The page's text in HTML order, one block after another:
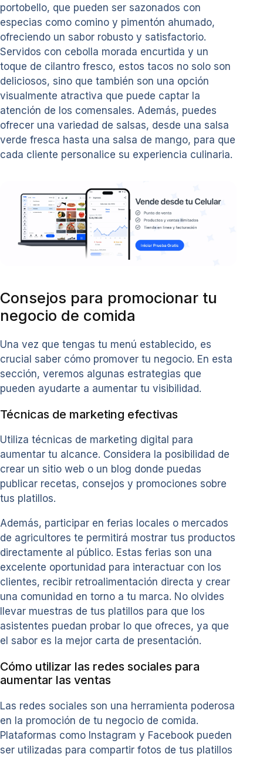
portobello, que pueden ser sazonados con
especias como comino y pimentón ahumado,
ofreciendo un sabor robusto y satisfactorio.
Servidos con cebolla morada encurtida y un
toque de cilantro fresco, estos tacos no solo son
deliciosos, sino que también son una opción
visualmente atractiva que puede captar la
atención de los comensales. Además, puedes
ofrecer una variedad de salsas, desde una salsa
verde fresca hasta una salsa de mango, para que
cada cliente personalice su experiencia culinaria.
Consejos para promocionar tu
negocio de comida
Una vez que tengas tu menú establecido, es
crucial saber cómo promover tu negocio. En esta
sección, veremos algunas estrategias que
pueden ayudarte a aumentar tu visibilidad.
Técnicas de marketing efectivas
Utiliza técnicas de marketing digital para
aumentar tu alcance. Considera la posibilidad de
crear un sitio web o un blog donde puedas
publicar recetas, consejos y promociones sobre
tus platillos.
Además, participar en ferias locales o mercados
de agricultores te permitirá mostrar tus productos
directamente al público. Estas ferias son una
excelente oportunidad para interactuar con los
clientes, recibir retroalimentación directa y crear
una comunidad en torno a tu marca. No olvides
llevar muestras de tus platillos para que los
asistentes puedan probar lo que ofreces, ya que
el sabor es la mejor carta de presentación.
Cómo utilizar las redes sociales para
aumentar las ventas
Las redes sociales son una herramienta poderosa
en la promoción de tu negocio de comida.
Plataformas como Instagram y Facebook pueden
ser utilizadas para compartir fotos de tus platillos